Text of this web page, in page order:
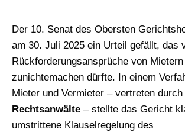
Der 10. Senat des Obersten
am 30. Juli 2025 ein Urteil gefällt, das
Rückforderungsansprüche von Mietern
zunichtemachen dürfte. In einem
Mieter und Vermieter – vertreten durch
Rechtsanwälte – stellte das Gericht
umstrittene Klauselregelung des